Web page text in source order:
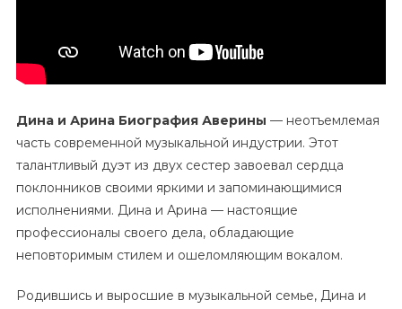
Дина и Арина Биография Аверины — неотъемлемая
часть современной музыкальной индустрии. Этот
талантливый дуэт из двух сестер завоевал сердца
поклонников своими яркими и запоминающимися
исполнениями. Дина и Арина — настоящие
профессионалы своего дела, обладающие
неповторимым стилем и ошеломляющим вокалом.
Родившись и выросшие в музыкальной семье, Дина и